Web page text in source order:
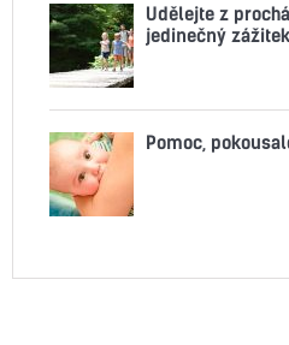
Udělejte z
jedinečný
Pomoc,